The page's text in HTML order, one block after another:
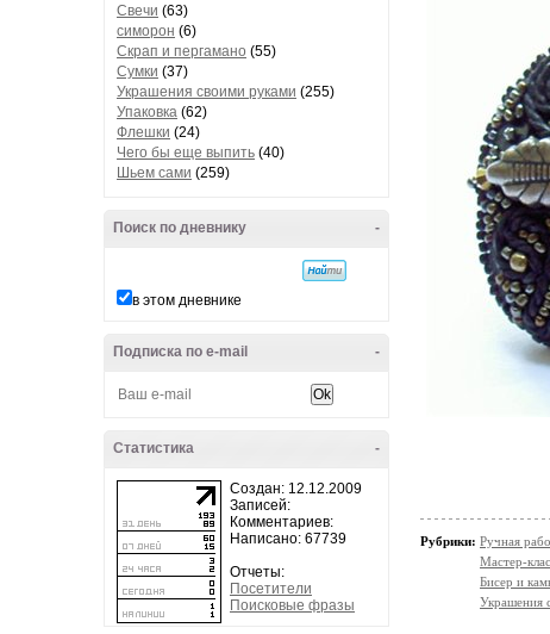
Свечи (63)
симорон (6)
Скрап и пергамано (55)
Сумки (37)
Украшения своими руками (255)
Упаковка (62)
Флешки (24)
Чего бы еще выпить (40)
Шьем сами (259)
-
Поиск по дневнику
в этом дневнике
-
Подписка по e-mail
-
Статистика
Создан: 12.12.2009
Записей:
Комментариев:
Написано: 67739
Отчеты:
Посетители
Поисковые фразы
Рубрики: Ручная
Мастер-
Бисер и
Украшения